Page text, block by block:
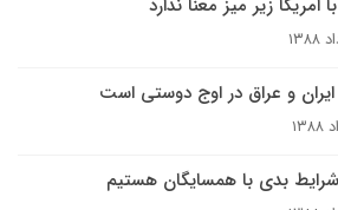
امريکا زير ميز معنا ندارد
ایران و عراق در اوج دوستی است
بدی با همسایگان هستیم